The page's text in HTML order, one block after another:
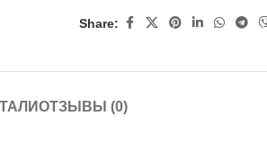
Share:
ОТЗЫВЫ (0)